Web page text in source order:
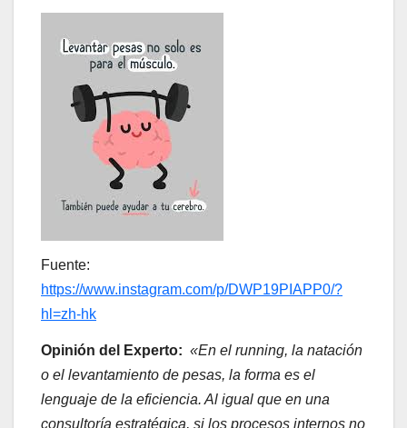
Fuente:
https://www.instagram.com/p/DWP19PIAPP0/?
hl=zh-hk
Opinión del Experto: «En el running, la natación
o el levantamiento de pesas, la forma es el
lenguaje de la eficiencia. Al igual que en una
consultoría estratégica, si los procesos internos no